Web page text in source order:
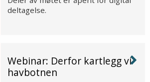
deltagelse.
Webinar: Derfor kartlegg vi
havbotnen